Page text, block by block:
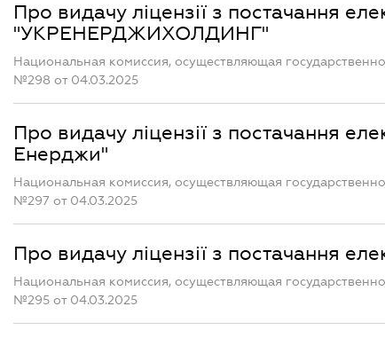
Про видачу ліцензії з постачання
"УКРЕНЕРДЖИХОЛДИНГ"
Национальная комиссия, осуществляющая
№298 от 04.03.2025
Про видачу ліцензії з постачання
Енерджи"
Национальная комиссия, осуществляющая
№297 от 04.03.2025
Про видачу ліцензії з постачання
Национальная комиссия, осуществляющая
№295 от 04.03.2025